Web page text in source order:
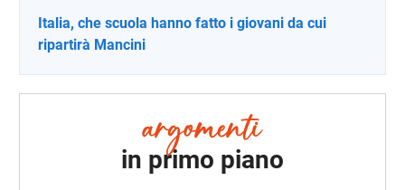
Italia, che scuola hanno fatto i giovani da cui
ripartirà Mancini
in primo piano